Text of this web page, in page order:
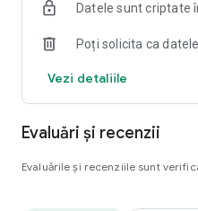
Descarcă aplicația chiar
Datele sunt criptate
Poți solicita ca
Vezi detaliile
Evaluări și recenzii
Evaluările și recenziile sunt